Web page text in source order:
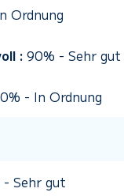
Ordnung
: 90% - Sehr gut
- In Ordnung
- Sehr gut